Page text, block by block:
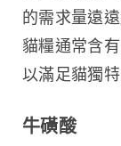
的需求量遠
貓糧通常含
以滿足貓獨
牛磺酸